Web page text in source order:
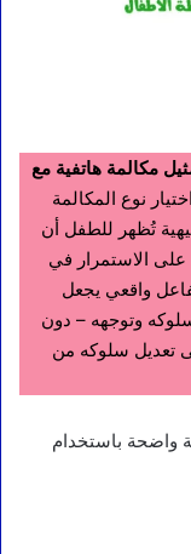
مكالمة هاتفية مع
نوع المكالمة
تُظهر للطفل أن
الاستمرار في
واقعي يجعل
وتوجهه – دون
تعديل سلوكه من
واضحة باستخدام